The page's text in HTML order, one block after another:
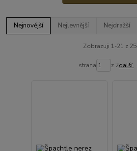
Nejnovější Nejlevnější Nejdražší
Zobrazuji 1-21 z 25
strana z 2další